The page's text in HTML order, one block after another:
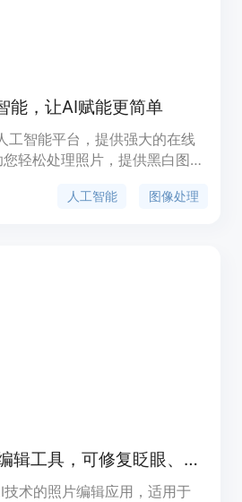
能，让AI赋能更简单
工智能平台，提供强大的在线
轻松处理照片，提供黑白图像
化、照片性别变化、图像风格变
人工智能 图像处理
Relumi是AI照片编辑工具，可修复眨眼、还原老照片并实现动画效果。
术的照片编辑应用，适用于